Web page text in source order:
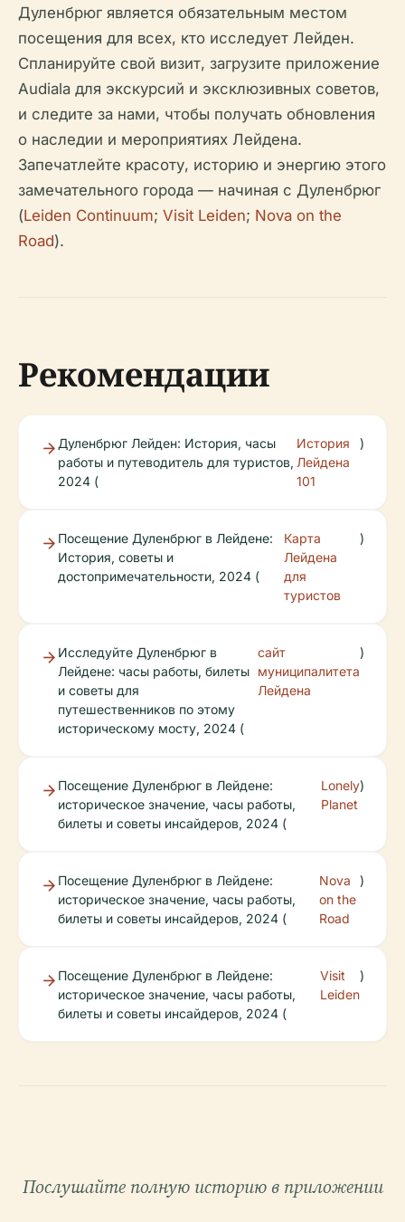
Дуленбрюг является обязательным местом
посещения для всех, кто исследует Лейден.
Спланируйте свой визит, загрузите приложение
Audiala для экскурсий и эксклюзивных советов,
и следите за нами, чтобы получать обновления
о наследии и мероприятиях Лейдена.
Запечатлейте красоту, историю и энергию этого
замечательного города — начиная с Дуленбрюг
(Leiden Continuum; Visit Leiden; Nova on the
Road).
Рекомендации
Дуленбрюг Лейден: История, часы
работы и путеводитель для туристов,
2024 (
История
Лейдена
101
)
Посещение Дуленбрюг в Лейдене:
История, советы и
достопримечательности, 2024 (
Карта
Лейдена
для
туристов
)
Исследуйте Дуленбрюг в
Лейдене: часы работы, билеты
и советы для
путешественников по этому
историческому мосту, 2024 (
сайт
муниципалитета
Лейдена
)
Посещение Дуленбрюг в Лейдене:
историческое значение, часы работы,
билеты и советы инсайдеров, 2024 (
Lonely
Planet
)
Посещение Дуленбрюг в Лейдене:
историческое значение, часы работы,
билеты и советы инсайдеров, 2024 (
Nova
on the
Road
)
Посещение Дуленбрюг в Лейдене:
историческое значение, часы работы,
билеты и советы инсайдеров, 2024 (
Visit
Leiden
)
Послушайте полную историю в приложении